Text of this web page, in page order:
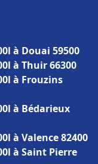
à Douai 59500
à Thuir 66300
à Frouzins
à Bédarieux
à Valence 82400
à Saint Pierre